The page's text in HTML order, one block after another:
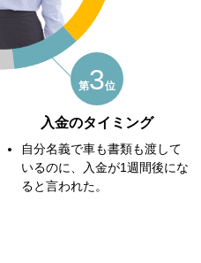
第3位
入金のタイミング
自分名義で車も書類も渡して
いるのに、入金が1週間後にな
ると言われた。